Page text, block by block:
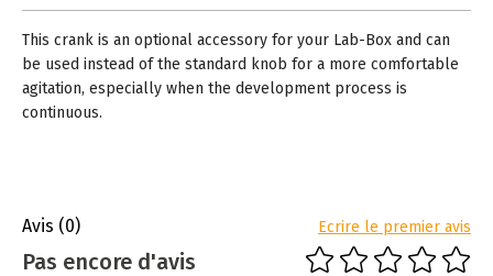
This crank is an optional accessory for your Lab-Box and can
be used instead of the standard knob for a more comfortable
agitation, especially when the development process is
continuous.
Avis (0) Ecrire le premier avis
Pas encore d'avis